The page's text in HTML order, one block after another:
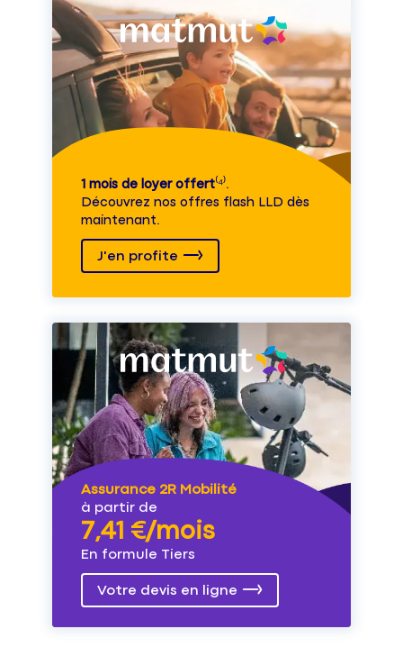
1 mois de loyer offert⁽⁴⁾.
Découvrez nos offres flash LLD dès
maintenant.
J'en profite
Assurance 2R Mobilité
à partir de
7,41 €/mois
En formule Tiers
Votre devis en ligne